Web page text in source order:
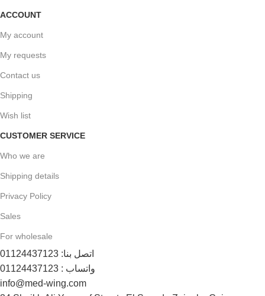
ACCOUNT
My account
My requests
Contact us
Shipping
Wish list
CUSTOMER SERVICE
Who we are
Shipping details
Privacy Policy
Sales
For wholesale
اتصل بنا: 01124437123
واتساب : 01124437123
info@med-wing.com